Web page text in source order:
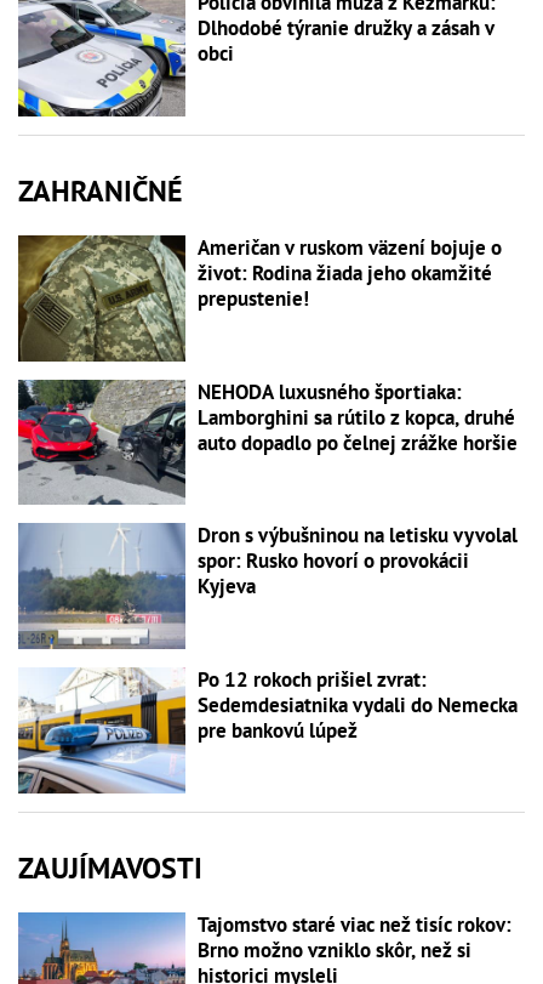
Dlhodobé týranie družky a zásah v
obci
ZAHRANIČNÉ
Američan v ruskom väzení bojuje o
život: Rodina žiada jeho okamžité
prepustenie!
NEHODA luxusného športiaka:
Lamborghini sa rútilo z kopca, druhé
auto dopadlo po čelnej zrážke horšie
Dron s výbušninou na letisku vyvolal
spor: Rusko hovorí o provokácii
Kyjeva
Po 12 rokoch prišiel zvrat:
Sedemdesiatnika vydali do Nemecka
pre bankovú lúpež
ZAUJÍMAVOSTI
Tajomstvo staré viac než tisíc rokov:
Brno možno vzniklo skôr, než si
historici mysleli